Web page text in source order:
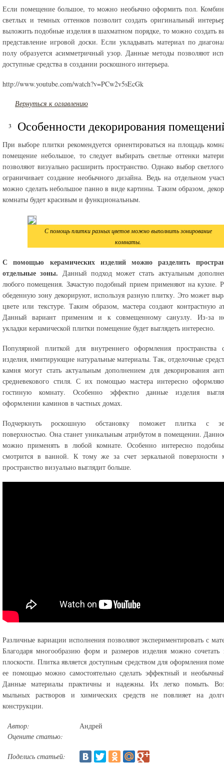
Если помещение большое, то можно необычно оформить пол.
светлых и темных оттенков позволит создать оригинальный
выложить подобные изделия в шахматном порядке, то можно создать
представление игровой доски. Если укладывать материал по
полу образуется асимметричный узор. Данные методы позволяют
доступные средства в создании роскошного интерьера.
http://www.youtube.com/watch?v=PCw2v5sEcGk
Вернуться к оглавлению
Особенности декорирования
При выборе плитки рекомендуется ориентироваться на площадь
помещение небольшое, то следует выбирать светлые оттенки
позволяют визуально расширить пространство. Однако выбор
ограничивает создание необычного дизайна. Ведь на отдельном
можно сделать небольшое панно в виде картины. Таким образом,
комнаты будет красивым и функциональным.
С помощь плитки разных цветов можно выполнить зонирование
комнаты.
С помощью керамических изделий можно разделить
отдельные зоны. Данный подход может стать актуальным
любого помещения. Зачастую подобный прием применяют на кухне.
обеденную зону декорируют, используя разную плитку. Это может
цвете или текстуре. Таким образом, мастера создают контрастную
Данный вариант применим и к совмещенному санузлу. Из-за
укладки керамической плитки помещение будет выглядеть интересно.
Популярной плиткой для внутреннего оформления пространства
изделия, имитирующие натуральные материалы. Так, отделочные
камня могут стать актуальным дополнением для декорирования
средневекового стиля. С их помощью мастера интересно
гостиную комнату. Особенно эффектно данные изделия
оформлении каминов в частных домах.
Подчеркнуть роскошную обстановку поможет плитка с
поверхностью. Она станет уникальным атрибутом в помещении.
можно применять в любой комнате. Особенно интересно
смотрится в ванной. К тому же за счет зеркальной поверхности
пространство визуально выглядит больше.
Различные вариации исполнения позволяют экспериментировать с
Благодаря многообразию форм и размеров изделия можно
плоскости. Плитка является доступным средством для оформления
ее помощью можно самостоятельно сделать эффектный и
Данные материалы практичны и надежны. Их легко помыть.
мыльных растворов и химических средств не повлияет на
конструкции.
Автор:
Андрей
Оцените статью:
Поделись статьей: